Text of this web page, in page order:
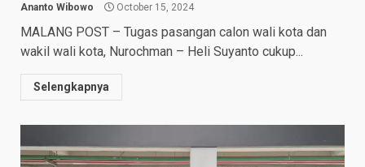
Ananto Wibowo October 15, 2024
MALANG POST – Tugas pasangan calon wali kota dan
wakil wali kota, Nurochman – Heli Suyanto cukup...
Selengkapnya